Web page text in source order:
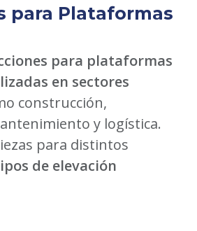
para Plataformas
para plataformas
en sectores
construcción,
y logística.
para distintos
de elevación